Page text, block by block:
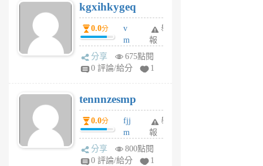
6
個
月
前
kgxihkygeq
0.0分
v
m
sg
sr
6
個
月
前
舉
報
分享
675點閱
0 評論/給分
1
tennnzesmp
0.0分
fjj
m
w
rs
舉
報
分享
800點閱
0 評論/給分
1